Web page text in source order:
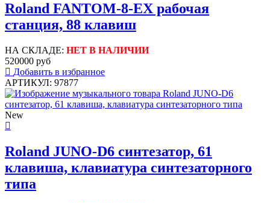
Roland FANTOM-8-EX рабочая
станция, 88 клавиш
НА СКЛАДЕ: НЕТ В НАЛИЧИИ
520000 руб
Добавить в избранное
АРТИКУЛ: 97877
New
Roland JUNO-D6 синтезатор, 61
клавиша, клавиатура синтезаторного
типа